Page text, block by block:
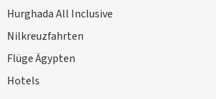
Hurghada All Inclusive
Nilkreuzfahrten
Flüge Ägypten
Hotels